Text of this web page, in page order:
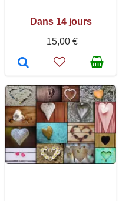
Dans 14 jours
15,00 €